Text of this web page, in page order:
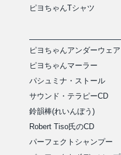
ピヨちゃんTシャツ
ピヨちゃんアンダーウェア
ピヨちゃんマーラー
パシュミナ・ストール
サウンド・テラピーCD
鈴韻棒(れいんぼう)
Robert Tiso氏のCD
パーフェクトシャンプー